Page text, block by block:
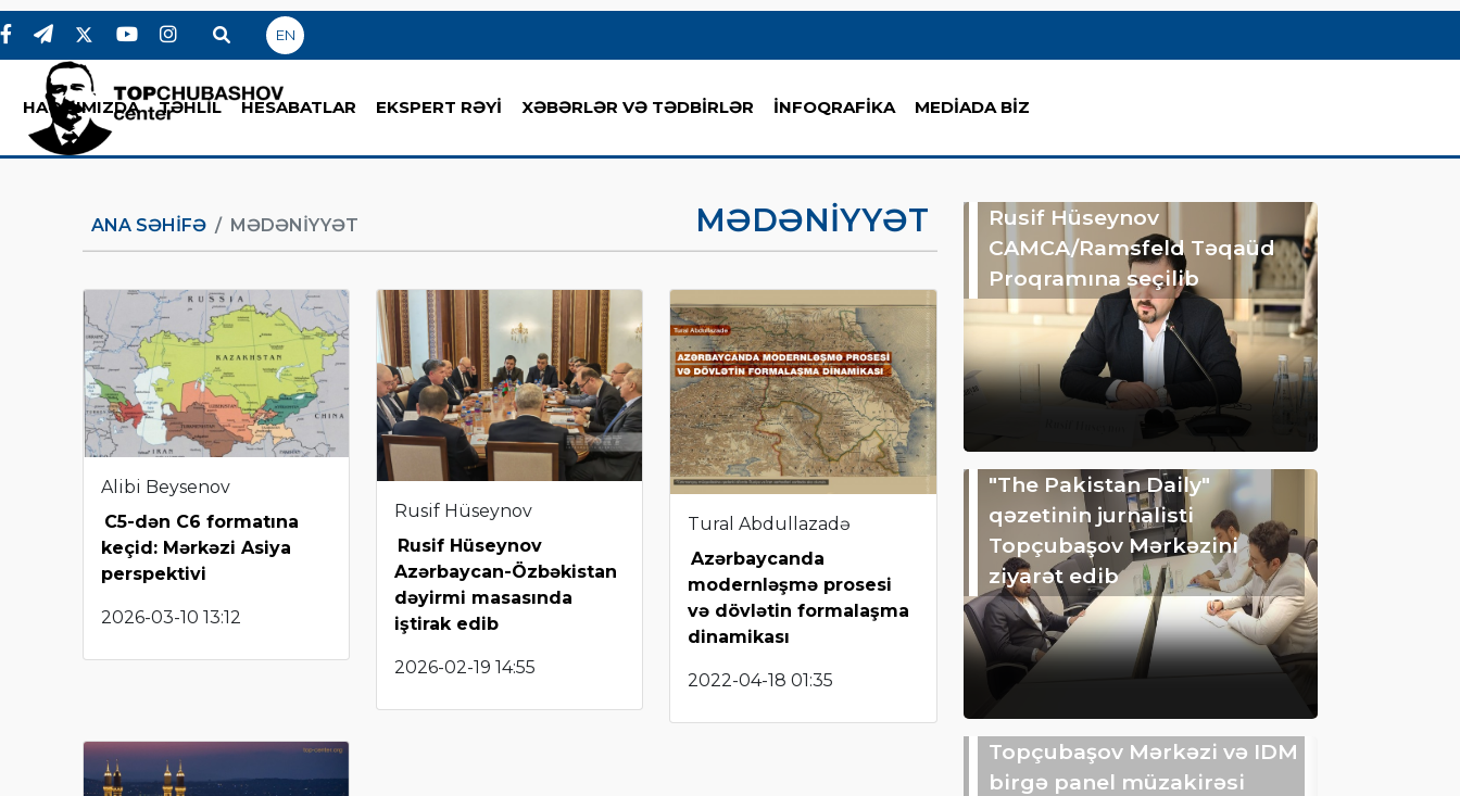
EN
HAQQIMIZDA TƏHLİL HESABATLAR EKSPERT RƏYİ XƏBƏRLƏR VƏ TƏDBİRLƏR İNFOQRAFİKA MEDİADA BİZ
ANA SƏHIFƏ MƏDƏNIYYƏT MƏDƏNIYYƏT
Alibi Beysenov
C5-dən C6 formatına
keçid: Mərkəzi Asiya
perspektivi
2026-03-10 13:12
Rusif Hüseynov
Rusif Hüseynov
Azərbaycan-Özbəkistan
dəyirmi masasında
iştirak edib
2026-02-19 14:55
Tural Abdullazadə
Azərbaycanda
modernləşmə prosesi
və dövlətin formalaşma
dinamikası
2022-04-18 01:35
Rusif Hüseynov
CAMCA/Ramsfeld Təqaüd
Proqramına seçilib
"The Pakistan Daily"
qəzetinin jurnalisti
Topçubaşov Mərkəzini
ziyarət edib
Topçubaşov Mərkəzi və IDM
birgə panel müzakirəsi